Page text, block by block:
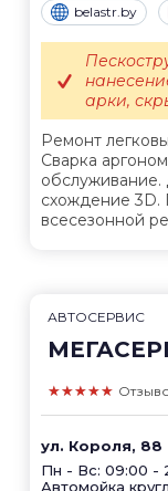
belastr.by
Ремонт
Сварка
схождение 3D.
всесезонной
арки,
АВТОСЕРВИС
★★★★★
ул. Короля, 88
Пн - Вс: 09:00 -
Автомойка